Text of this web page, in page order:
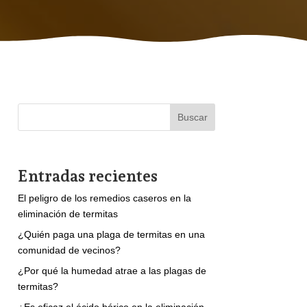
Buscar
Entradas recientes
El peligro de los remedios caseros en la
eliminación de termitas
¿Quién paga una plaga de termitas en una
comunidad de vecinos?
¿Por qué la humedad atrae a las plagas de
termitas?